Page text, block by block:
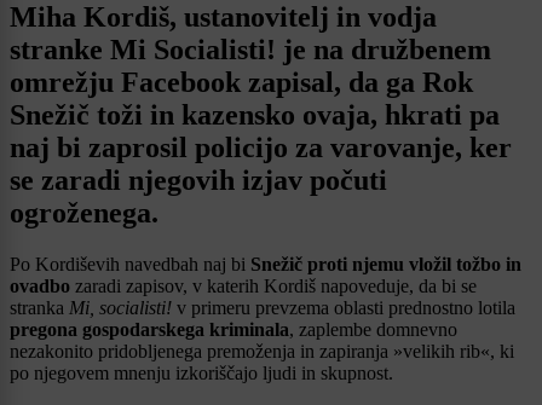
Miha Kordiš, ustanovitelj in vodja
stranke Mi Socialisti! je na družbenem
omrežju Facebook zapisal, da ga Rok
Snežič toži in kazensko ovaja, hkrati pa
naj bi zaprosil policijo za varovanje, ker
se zaradi njegovih izjav počuti
ogroženega.
Po Kordiševih navedbah naj bi Snežič proti njemu vložil tožbo in
ovadbo zaradi zapisov, v katerih Kordiš napoveduje, da bi se
stranka Mi, socialisti! v primeru prevzema oblasti prednostno lotila
pregona gospodarskega kriminala, zaplembe domnevno
nezakonito pridobljenega premoženja in zapiranja »velikih rib«, ki
po njegovem mnenju izkoriščajo ljudi in skupnost.